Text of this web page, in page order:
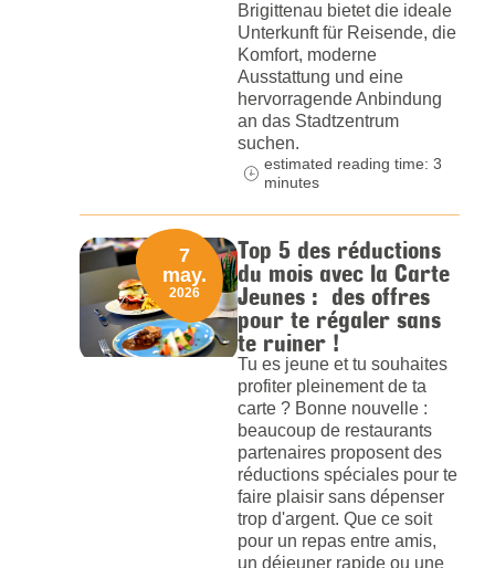
Brigittenau bietet die ideale
Unterkunft für Reisende, die
Komfort, moderne
Ausstattung und eine
hervorragende Anbindung
an das Stadtzentrum
suchen.
estimated reading time: 3
minutes
Top 5 des réductions
du mois avec la Carte
Jeunes : des offres
pour te régaler sans
te ruiner !
Tu es jeune et tu souhaites
profiter pleinement de ta
carte ? Bonne nouvelle :
beaucoup de restaurants
partenaires proposent des
réductions spéciales pour te
faire plaisir sans dépenser
trop d'argent. Que ce soit
pour un repas entre amis,
un déjeuner rapide ou une
7
may.
2026